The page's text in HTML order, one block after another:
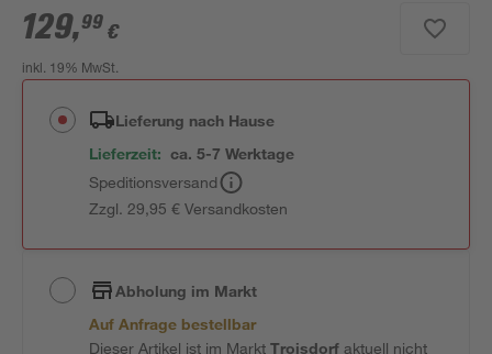
129,99 €
inkl. 19% MwSt.
Lieferung nach Hause
Lieferzeit: ca. 5-7 Werktage
Speditionsversand
Zzgl. 29,95 € Versandkosten
Abholung im Markt
Auf Anfrage bestellbar
Dieser Artikel ist im MarktTroisdorfaktuell nicht